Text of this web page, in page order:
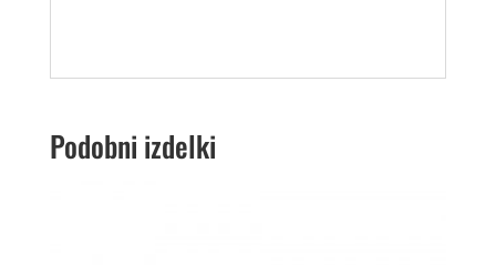
Podobni izdelki